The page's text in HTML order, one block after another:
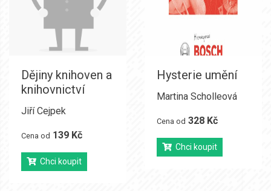
Dějiny knihoven a
knihovnictví
Jiří Cejpek
Cena od 139 Kč
Chci koupit
Hysterie umění
Martina Scholleová
Cena od 328 Kč
Chci koupit